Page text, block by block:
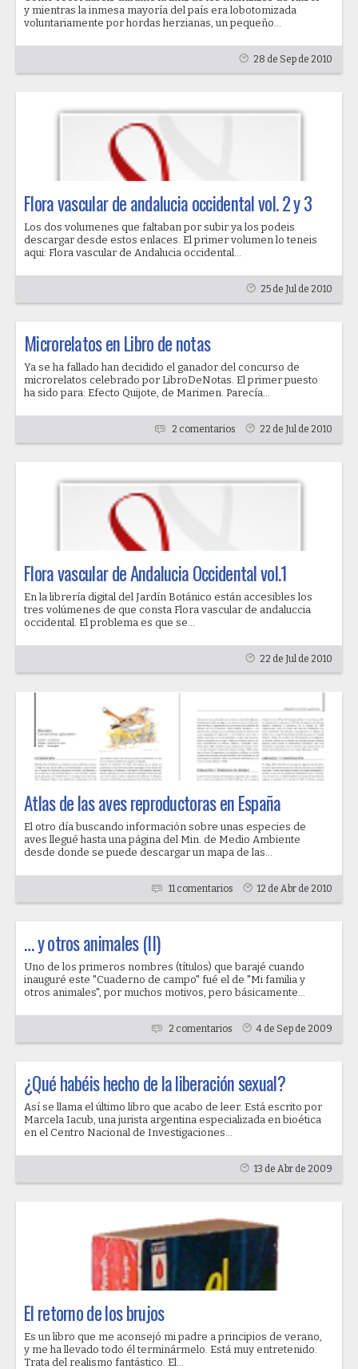
y mientras la inmesa mayoría del país era lobotomizada
voluntariamente por hordas herzianas, un pequeño...
28 de Sep de 2010
Flora vascular de andalucia occidental vol. 2 y 3
Los dos volumenes que faltaban por subir ya los podeis
descargar desde estos enlaces. El primer volumen lo teneis
aqui: Flora vascular de Andalucia occidental...
25 de Jul de 2010
Microrelatos en Libro de notas
Ya se ha fallado han decidido el ganador del concurso de
microrelatos celebrado por LibroDeNotas. El primer puesto
ha sido para: Efecto Quijote, de Marimen. Parecía...
2 comentarios 22 de Jul de 2010
Flora vascular de Andalucia Occidental vol.1
En la librería digital del Jardín Botánico están accesibles los
tres volúmenes de que consta Flora vascular de andaluccia
occidental. El problema es que se...
22 de Jul de 2010
Atlas de las aves reproductoras en España
El otro día buscando información sobre unas especies de
aves llegué hasta una página del Min. de Medio Ambiente
desde donde se puede descargar un mapa de las...
11 comentarios 12 de Abr de 2010
… y otros animales (II)
Uno de los primeros nombres (títulos) que barajé cuando
inauguré este "Cuaderno de campo" fué el de "Mi familia y
otros animales", por muchos motivos, pero básicamente...
2 comentarios 4 de Sep de 2009
¿Qué habéis hecho de la liberación sexual?
Así se llama el último libro que acabo de leer. Está escrito por
Marcela Iacub, una jurista argentina especializada en bioética
en el Centro Nacional de Investigaciones...
13 de Abr de 2009
El retorno de los brujos
Es un libro que me aconsejó mi padre a principios de verano,
y me ha llevado todo él terminármelo. Está muy entretenido.
Trata del realismo fantástico. El...